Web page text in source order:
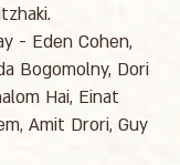
- Eden Cohen,
Bogomolny, Dori
Hai, Einat
Amit Drori, Guy